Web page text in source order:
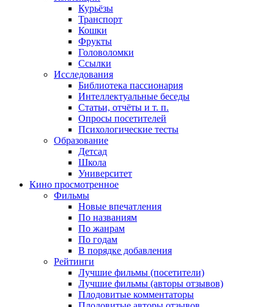
Курьёзы
Транспорт
Кошки
Фрукты
Головоломки
Ссылки
Исследования
Библиотека пассионария
Интеллектуальные беседы
Статьи, отчёты и т. п.
Опросы посетителей
Психологические тесты
Образование
Детсад
Школа
Университет
Кино просмотренное
Фильмы
Новые впечатления
По названиям
По жанрам
По годам
В порядке добавления
Рейтинги
Лучшие фильмы (посетители)
Лучшие фильмы (авторы отзывов)
Плодовитые комментаторы